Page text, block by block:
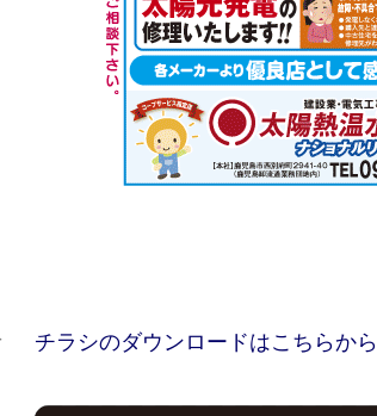
チラシのダウンロードはこちらから